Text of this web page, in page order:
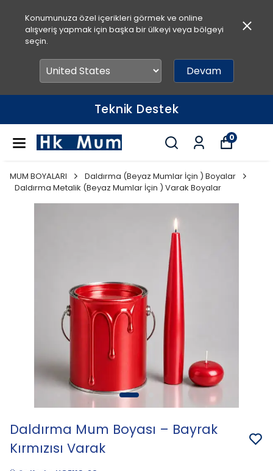
Konumunuza özel içerikleri görmek ve online
alışveriş yapmak için başka bir ülkeyi veya bölgeyi
seçin.
Devam
Teknik Destek
0
MUM BOYALARI
Daldırma (Beyaz Mumlar İçin ) Boyalar
Daldırma Metalik (Beyaz Mumlar İçin ) Varak Boyalar
Daldırma Mum Boyası – Bayrak
Kırmızısı Varak